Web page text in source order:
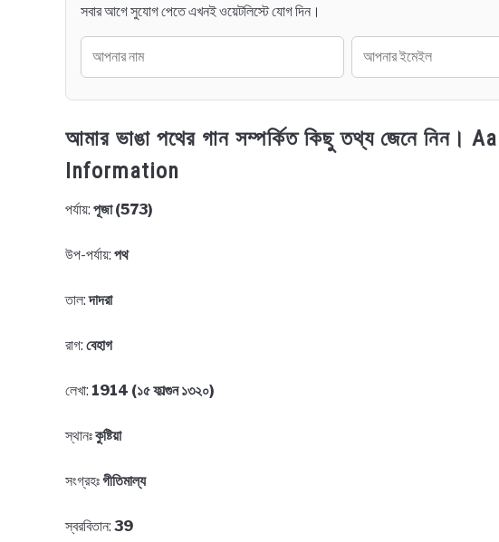
সবার আগে সুযোগ পেতে এখনই ওয়েটলিস্টে যোগ দিন।
আমার ভাঙা পথের গান সম্পর্কিত কিছু তথ্য জেনে
Information
পর্যায়: পূজা (573)
উপ-পর্যায়: পথ
তাল:দাদরা
রাগ: বেহাগ
লেখা: 1914 (১৫ ফাল্গুন ১৩২০)
স্থানঃকুষ্টিয়া
সংগ্রহঃগীতিমাল্য
স্বরবিতান: 39